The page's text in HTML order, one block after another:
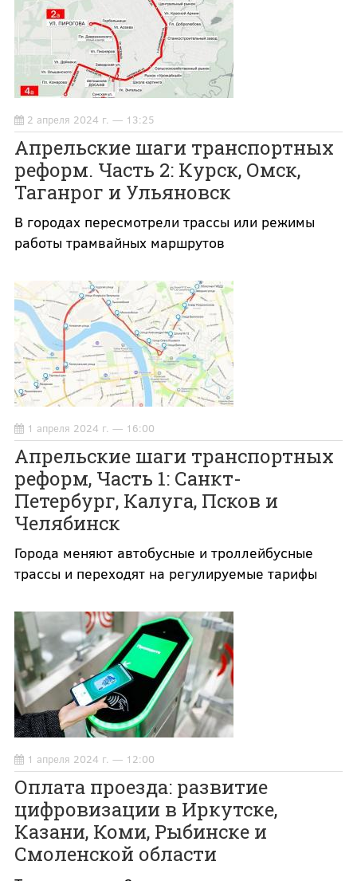
2 апреля 2024 г. — 13:25
Апрельские шаги транспортных
реформ. Часть 2: Курск, Омск,
Таганрог и Ульяновск
В городах пересмотрели трассы или режимы
работы трамвайных маршрутов
1 апреля 2024 г. — 16:00
Апрельские шаги транспортных
реформ, Часть 1: Санкт-
Петербург, Калуга, Псков и
Челябинск
Города меняют автобусные и троллейбусные
трассы и переходят на регулируемые тарифы
1 апреля 2024 г. — 12:00
Оплата проезда: развитие
цифровизации в Иркутске,
Казани, Коми, Рыбинске и
Смоленской области